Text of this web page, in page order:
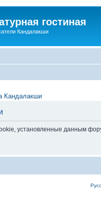
гостиная
Кандалакши
Кандалакши
установленные данным